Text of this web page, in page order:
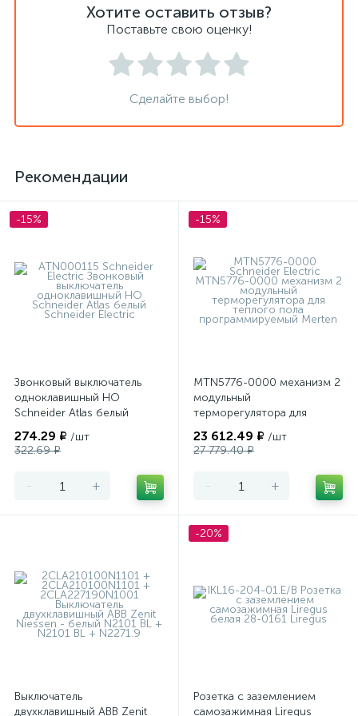
Хотите оставить отзыв?
Поставьте свою оценку!
Сделайте выбор!
Рекомендации
-15%
Звонковый выключатель
одноклавишный НО
Schneider Atlas белый
274.29 ₽ /шт
322.69 ₽
- +
-15%
MTN5776-0000 механизм 2
модульный
терморегулятора для
программируемый Merten
23 612.49 ₽ /шт
27 779.40 ₽
- +
Выключатель
двухклавишный ABB Zenit
-20%
Розетка с заземлением
самозажимная Liregus